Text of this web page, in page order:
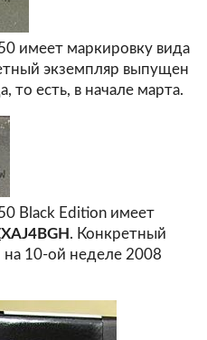
имеет маркировку вида
экземпляр выпущен
то есть, в начале марта.
Black Edition имеет
XAJ4BGH . Конкретный
10-ой неделе 2008